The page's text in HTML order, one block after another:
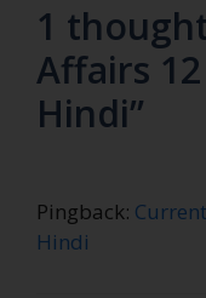
1
Affairs
Hindi”
Pingback:
Hindi